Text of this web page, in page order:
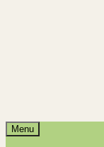
Menu